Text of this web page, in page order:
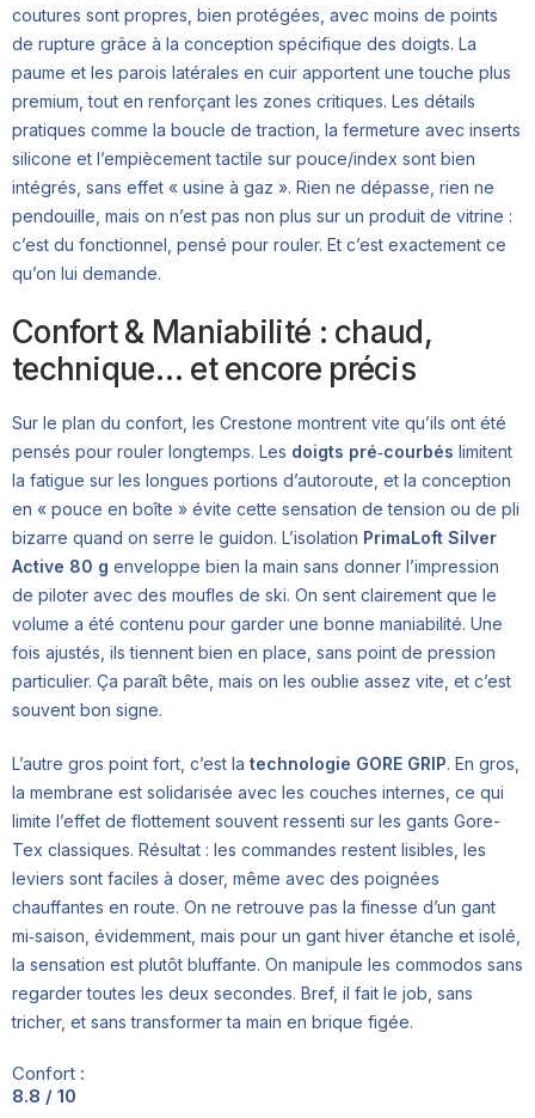
coutures sont propres, bien protégées, avec moins de points
de rupture grâce à la conception spécifique des doigts. La
paume et les parois latérales en cuir apportent une touche plus
premium, tout en renforçant les zones critiques. Les détails
pratiques comme la boucle de traction, la fermeture avec inserts
silicone et l’empiècement tactile sur pouce/index sont bien
intégrés, sans effet « usine à gaz ». Rien ne dépasse, rien ne
pendouille, mais on n’est pas non plus sur un produit de vitrine :
c’est du fonctionnel, pensé pour rouler. Et c’est exactement ce
qu’on lui demande.
Confort & Maniabilité : chaud,
technique… et encore précis
Sur le plan du confort, les Crestone montrent vite qu’ils ont été
pensés pour rouler longtemps. Les doigts pré‑courbés limitent
la fatigue sur les longues portions d’autoroute, et la conception
en « pouce en boîte » évite cette sensation de tension ou de pli
bizarre quand on serre le guidon. L’isolation PrimaLoft Silver
Active 80 g enveloppe bien la main sans donner l’impression
de piloter avec des moufles de ski. On sent clairement que le
volume a été contenu pour garder une bonne maniabilité. Une
fois ajustés, ils tiennent bien en place, sans point de pression
particulier. Ça paraît bête, mais on les oublie assez vite, et c’est
souvent bon signe.
L’autre gros point fort, c’est la technologie GORE GRIP. En gros,
la membrane est solidarisée avec les couches internes, ce qui
limite l’effet de flottement souvent ressenti sur les gants Gore-
Tex classiques. Résultat : les commandes restent lisibles, les
leviers sont faciles à doser, même avec des poignées
chauffantes en route. On ne retrouve pas la finesse d’un gant
mi‑saison, évidemment, mais pour un gant hiver étanche et isolé,
la sensation est plutôt bluffante. On manipule les commodos sans
regarder toutes les deux secondes. Bref, il fait le job, sans
tricher, et sans transformer ta main en brique figée.
Confort :
8.8 / 10